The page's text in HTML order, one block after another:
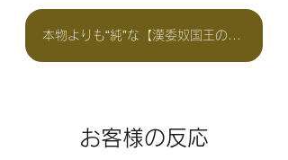
本物よりも“純”な【漢委奴国王の金印】はコチラ！
お客様の反応